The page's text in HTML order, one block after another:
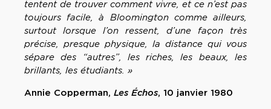
tentent de trouver comment vivre, et ce n’est pas
toujours facile, à Bloomington comme ailleurs,
surtout lorsque l’on ressent, d’une façon très
précise, presque physique, la distance qui vous
sépare des “autres”, les riches, les beaux, les
brillants, les étudiants. »
Annie Copperman, Les Échos, 10 janvier 1980